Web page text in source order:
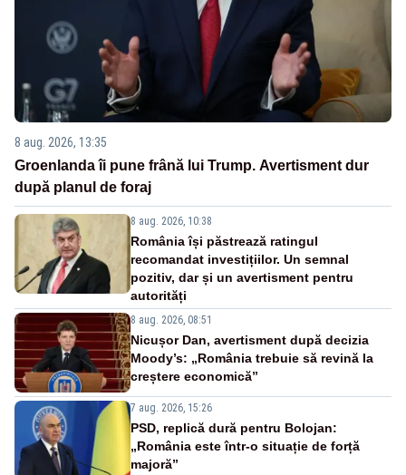
8 aug. 2026, 13:35
Groenlanda îi pune frână lui Trump. Avertisment dur
după planul de foraj
8 aug. 2026, 10:38
România își păstrează ratingul
recomandat investițiilor. Un semnal
pozitiv, dar și un avertisment pentru
autorități
8 aug. 2026, 08:51
Nicușor Dan, avertisment după decizia
Moody’s: „România trebuie să revină la
creștere economică”
7 aug. 2026, 15:26
PSD, replică dură pentru Bolojan:
„România este într-o situație de forță
majoră”